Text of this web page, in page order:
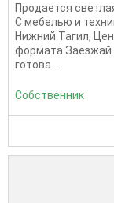
Продается
С мебелью и
Нижний Тагил,
формата Заезжай
готова...
Собственник